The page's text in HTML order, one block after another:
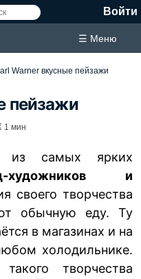
Войти
☰ Меню
Warner вкусные пейзажи
пейзажи
1 мин
самых ярких
художников и
своего творчества
обычную еду. Ту
в магазинах и на
холодильнике.
творчества